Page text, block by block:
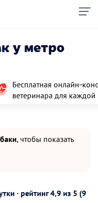
у метро
Бесплатная
ветеринара для
, чтобы показать
· рейтинг4,9 из 5 (9